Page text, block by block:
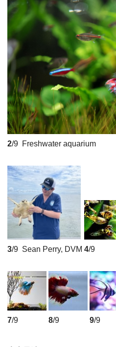
2/9 Freshwater aquarium
3/9 Sean Perry, DVM 4/9
7/9 8/9 9/9